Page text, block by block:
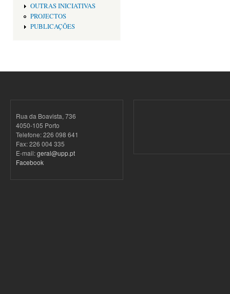
OUTRAS INICIATIVAS
PROJECTOS
PUBLICAÇÕES
Rua da Boavista, 736
4050-105 Porto
Telefone: 226 098 641
Fax: 226 004 335
E-mail:geral@upp.pt
Facebook